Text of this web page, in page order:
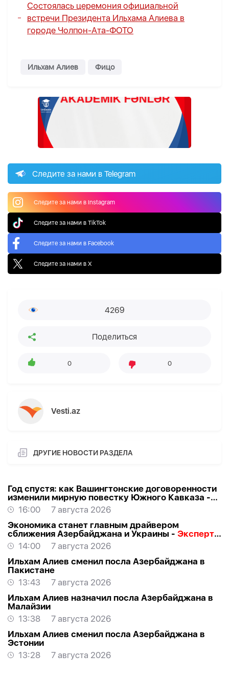
Состоялась церемония официальной
встречи Президента Ильхама Алиева в
городе Чолпон-Ата-ФОТО
Ильхам Алиев Фицо
Следите за нами в Telegram
Следите за нами в Instagram
Следите за нами в TikTok
Следите за нами в Facebook
Следите за нами в X
4269
Поделиться
0 0
Vesti.az
ДРУГИЕ НОВОСТИ РАЗДЕЛА
Год спустя: как Вашингтонские договоренности
изменили мирную повестку Южного Кавказа -
ВЗГЛЯД
16:00
7 августа 2026
Экономика станет главным драйвером
сближения Азербайджана и Украины - Эксперт о
визите Байрамова в Киев
14:00
7 августа 2026
Ильхам Алиев сменил посла Азербайджана в
Пакистане
13:43
7 августа 2026
Ильхам Алиев назначил посла Азербайджана в
Малайзии
13:38
7 августа 2026
Ильхам Алиев сменил посла Азербайджана в
Эстонии
13:28
7 августа 2026